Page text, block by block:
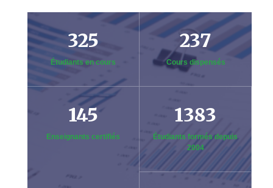
325
Étudiants en cours
237
Cours dispensés
145
Enseignants certifiés
1383
Étudiants formés depuis
2004